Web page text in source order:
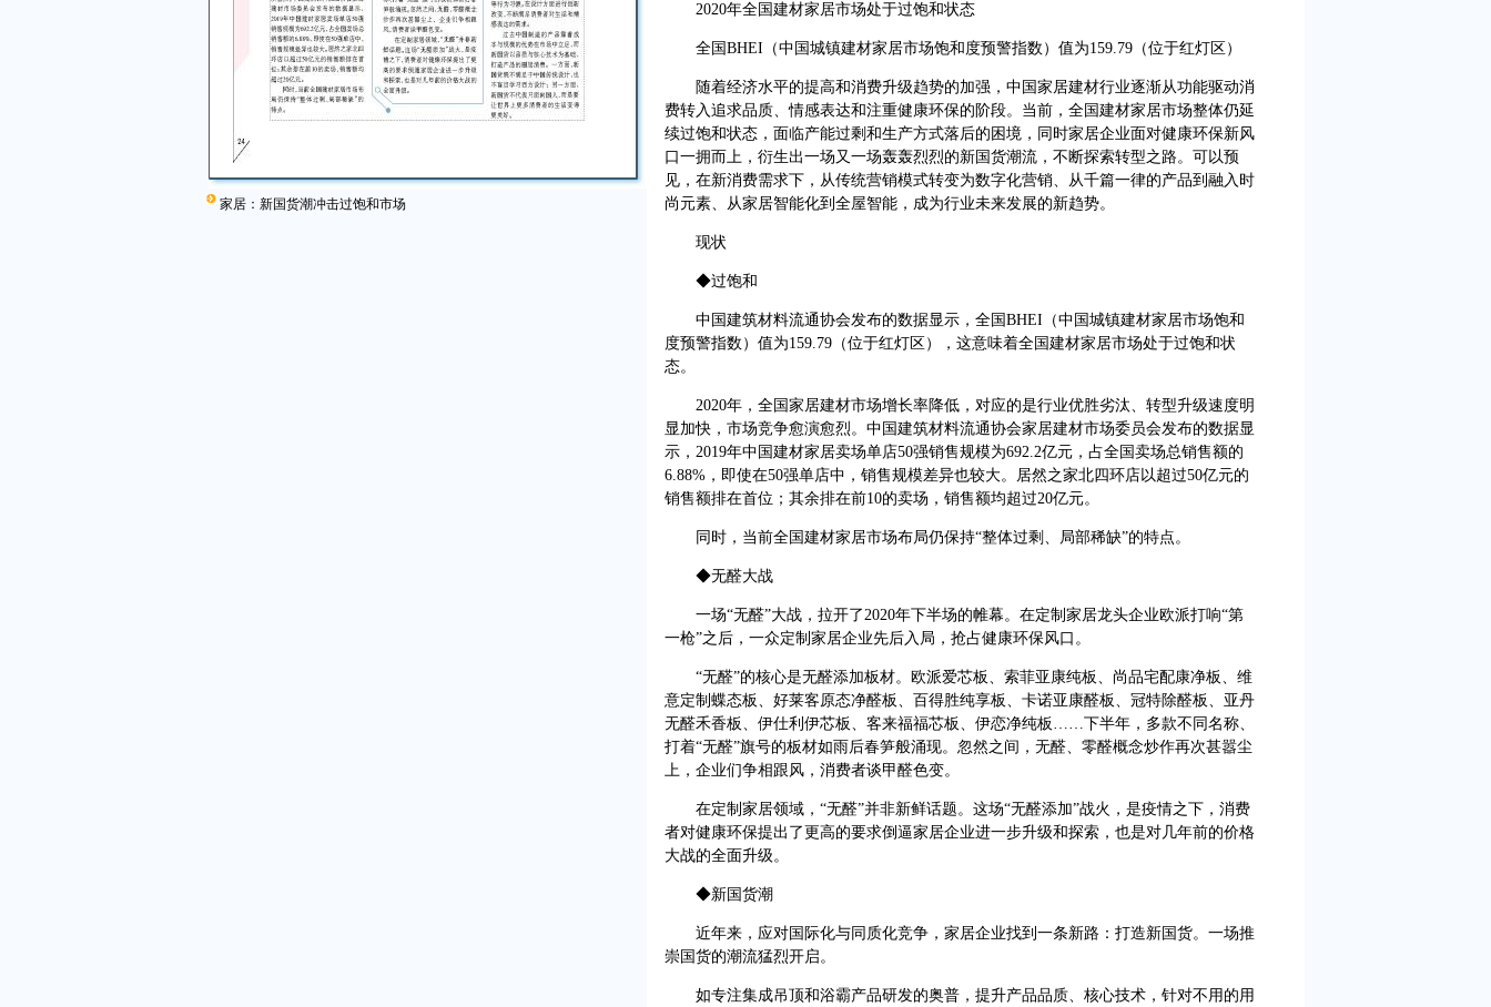
家居：新国货潮冲击过饱和市场
2020年全国建材家居市场处于过饱和状态
全国BHEI（中国城镇建材家居市场饱和度预警指数）值为159.79（位于红灯区）
随着经济水平的提高和消费升级趋势的加强，中国家居建材行业逐渐从功能驱动消
费转入追求品质、情感表达和注重健康环保的阶段。当前，全国建材家居市场整体仍延
续过饱和状态，面临产能过剩和生产方式落后的困境，同时家居企业面对健康环保新风
口一拥而上，衍生出一场又一场轰轰烈烈的新国货潮流，不断探索转型之路。可以预
见，在新消费需求下，从传统营销模式转变为数字化营销、从千篇一律的产品到融入时
尚元素、从家居智能化到全屋智能，成为行业未来发展的新趋势。
现状
◆过饱和
中国建筑材料流通协会发布的数据显示，全国BHEI（中国城镇建材家居市场饱和
度预警指数）值为159.79（位于红灯区），这意味着全国建材家居市场处于过饱和状
态。
2020年，全国家居建材市场增长率降低，对应的是行业优胜劣汰、转型升级速度明
显加快，市场竞争愈演愈烈。中国建筑材料流通协会家居建材市场委员会发布的数据显
示，2019年中国建材家居卖场单店50强销售规模为692.2亿元，占全国卖场总销售额的
6.88%，即使在50强单店中，销售规模差异也较大。居然之家北四环店以超过50亿元的
销售额排在首位；其余排在前10的卖场，销售额均超过20亿元。
同时，当前全国建材家居市场布局仍保持“整体过剩、局部稀缺”的特点。
◆无醛大战
一场“无醛”大战，拉开了2020年下半场的帷幕。在定制家居龙头企业欧派打响“第
一枪”之后，一众定制家居企业先后入局，抢占健康环保风口。
“无醛”的核心是无醛添加板材。欧派爱芯板、索菲亚康纯板、尚品宅配康净板、维
意定制蝶态板、好莱客原态净醛板、百得胜纯享板、卡诺亚康醛板、冠特除醛板、亚丹
无醛禾香板、伊仕利伊芯板、客来福福芯板、伊恋净纯板……下半年，多款不同名称、
打着“无醛”旗号的板材如雨后春笋般涌现。忽然之间，无醛、零醛概念炒作再次甚嚣尘
上，企业们争相跟风，消费者谈甲醛色变。
在定制家居领域，“无醛”并非新鲜话题。这场“无醛添加”战火，是疫情之下，消费
者对健康环保提出了更高的要求倒逼家居企业进一步升级和探索，也是对几年前的价格
大战的全面升级。
◆新国货潮
近年来，应对国际化与同质化竞争，家居企业找到一条新路：打造新国货。一场推
崇国货的潮流猛烈开启。
如专注集成吊顶和浴霸产品研发的奥普，提升产品品质、核心技术，针对不用的用